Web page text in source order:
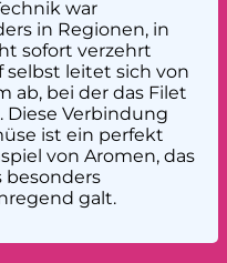
war
in Regionen, in
sofort verzehrt
selbst leitet sich von
ab, bei der das Filet
Diese Verbindung
ist ein perfekt
von Aromen, das
besonders
galt.